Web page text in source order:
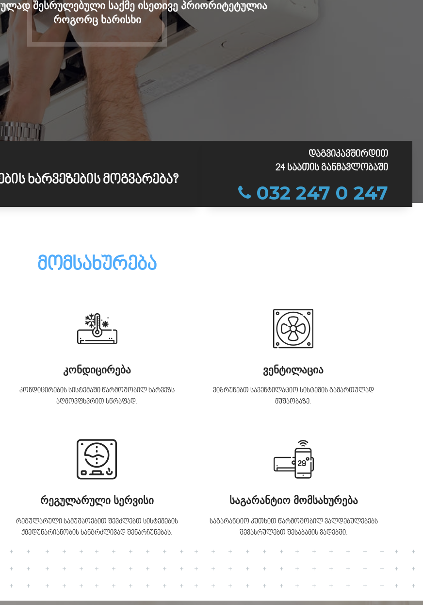
შესრულებული საქმე ისეთივე პრიორიტეტულია
როგორც ხარისხი
ხარვეზების მოგვარება?
დაგვიკავშირდით
24 საათის განმავლობაში
032 247 0 247
მომსახურება
კონდიცირება
კონდიცირების სისტემაში წარმოშობილ ხარვეზს
აღმოვფხვრით სწრაფად.
ვენტილაცია
ვიზრუნებთ სავენტილაციო სისტემის გამართულად
მუშაობაზე.
რეგულარული სერვისი
რეგულარული სამუშაოებით შევძლებთ სისტემების
ქმედუნარიანობის ხანგრძლივად შენარჩუნებას.
საგარანტიო მომსახურება
საგარანტიო კუთხით წარმოშობილ ვალდებულებებს
შევასრულებთ შესაბამის ვადებში.